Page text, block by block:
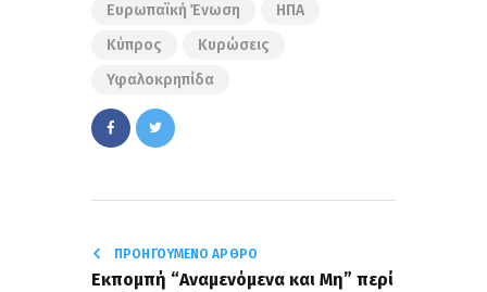
Ευρωπαϊκή Ένωση
ΗΠΑ
Κύπρος
Κυρώσεις
Υφαλοκρηπίδα
ΠΡΟΗΓΟΎΜΕΝΟ ΆΡΘΡΟ
Εκπομπή “Αναμενόμενα και Μη” περί